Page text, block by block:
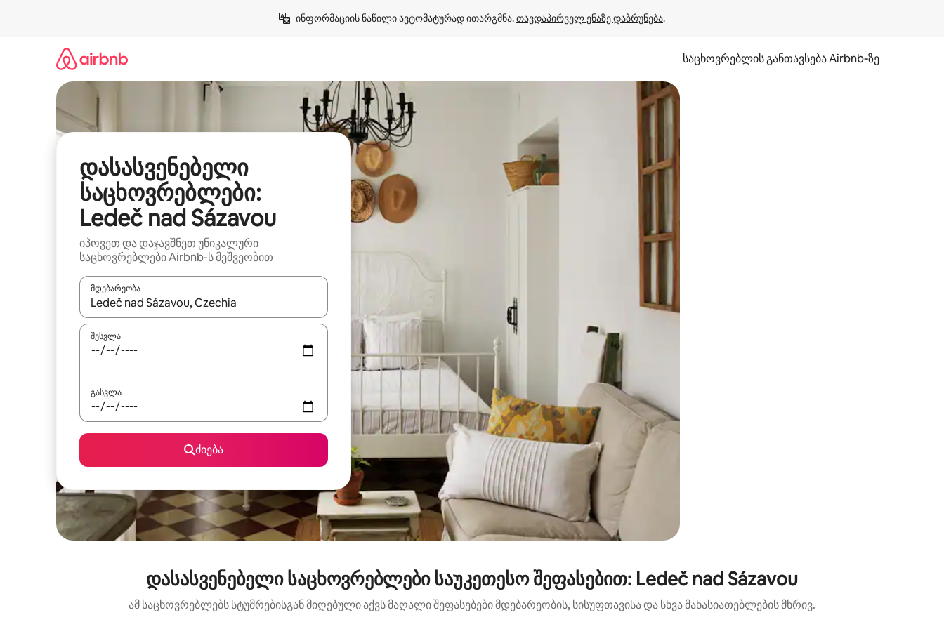
ინფორმაციის ნაწილი ავტომატურად ითარგმნა. თავდაპირველ ენაზე დაბრუნება.
საცხოვრებლის განთავსება Airbnb‑ზე
დასასვენებელი
საცხოვრებლები:
Ledeč nad Sázavou
იპოვეთ და დაჯავშნეთ უნიკალური
საცხოვრებლები Airbnb-ს მეშვეობით
მდებარეობა
როცა შედეგები ხელმისაწვდომი გახდება, ნავიგაციისთვის გამოიყენეთ კლავიშები ზემოთ/ქვემოთ მიმართული ისრებით ან შეხებისა თუ თითის გასმის ჟესტები.
შესვლა
გასვლა
ძიება
დასასვენებელი საცხოვრებლები საუკეთესო შეფასებით: Ledeč nad Sázavou
ამ საცხოვრებლებს სტუმრებისგან მიღებული აქვს მაღალი შეფასებები მდებარეობის, სისუფთავისა და სხვა მახასიათებლების მხრივ.